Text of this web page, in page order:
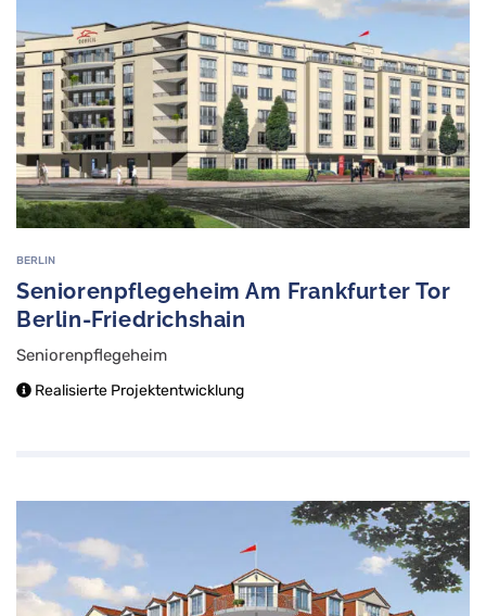
BERLIN
Seniorenpflegeheim Am Frankfurter Tor
Berlin-Friedrichshain
Seniorenpflegeheim
Realisierte Projektentwicklung